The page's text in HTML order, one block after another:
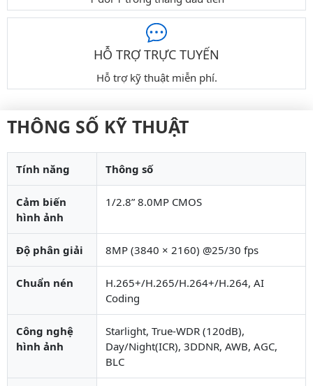
HỖ TRỢ TRỰC TUYẾN
Hỗ trợ kỹ thuật miễn phí.
THÔNG SỐ KỸ THUẬT
Tính năng Thông số
Cảm biến
hình ảnh
1/2.8” 8.0MP CMOS
Độ phân giải 8MP (3840 × 2160) @25/30 fps
Chuẩn nén
H.265+/H.265/H.264+/H.264, AI
Coding
Công nghệ
hình ảnh
Starlight, True-WDR (120dB),
Day/Night(ICR), 3DDNR, AWB, AGC,
BLC